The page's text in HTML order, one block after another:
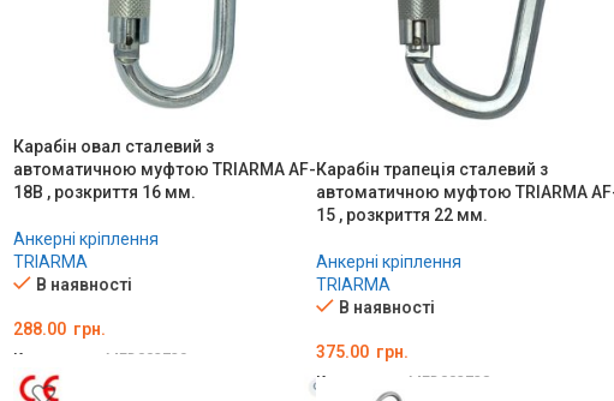
Карабін овал сталевий з
автоматичною муфтою TRIARMA AF-
18B , розкриття 16 мм.
Анкерні кріплення
TRIARMA
В наявності
288.00 грн.
Код товару: MED002729
ДОДАТИ В КОШИК
Карабін трапеція сталевий з
автоматичною муфтою TRIARMA
15 , розкриття 22 мм.
Анкерні кріплення
TRIARMA
В наявності
375.00 грн.
Код товару: MED002728